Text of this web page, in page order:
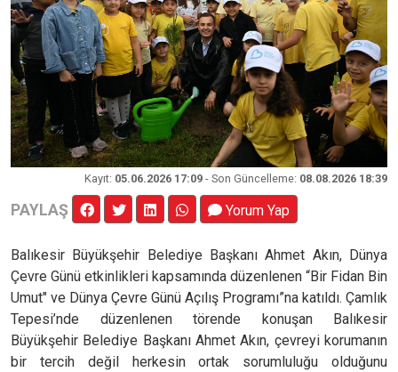
Kayıt: 05.06.2026 17:09 - Son Güncelleme: 08.08.2026 18:39
PAYLAŞ Yorum Yap
Balıkesir Büyükşehir Belediye Başkanı Ahmet Akın, Dünya
Çevre Günü etkinlikleri kapsamında düzenlenen “Bir Fidan Bin
Umut" ve Dünya Çevre Günü Açılış Programı”na katıldı. Çamlık
Tepesi’nde düzenlenen törende konuşan Balıkesir
Büyükşehir Belediye Başkanı Ahmet Akın, çevreyi korumanın
bir tercih değil herkesin ortak sorumluluğu olduğunu